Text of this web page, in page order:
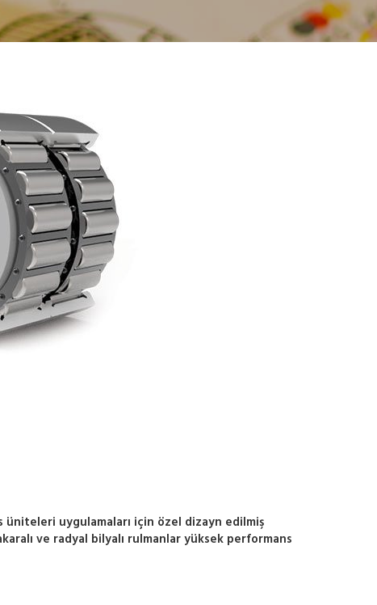
üniteleri uygulamaları için özel dizayn edilmiş
ve radyal bilyalı rulmanlar yüksek performans